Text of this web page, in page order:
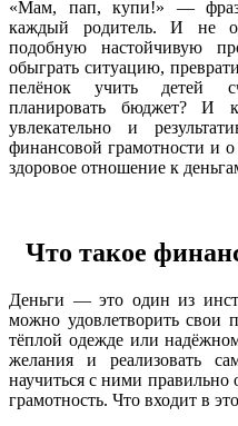
«Мам, пап, купи!» —
каждый родитель. И не
подобную настойчивую
обыграть ситуацию,
пелёнок учить детей
планировать бюджет? И
увлекательно и
финансовой грамотности и
здоровое отношение к
Что такое
Деньги — это один из
можно удовлетворить свои
тёплой одежде или
желания и реализовать
научиться с ними правильно
грамотность. Что входит в